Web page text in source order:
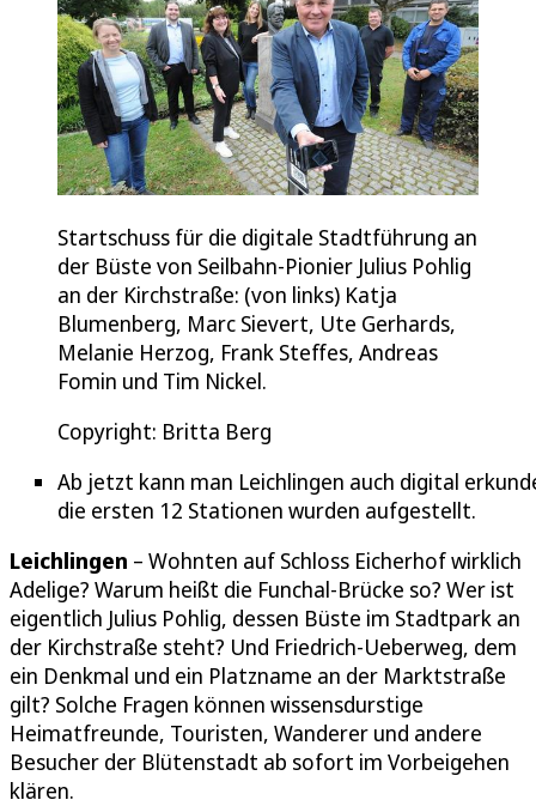
Startschuss für die digitale Stadtführung an
der Büste von Seilbahn-Pionier Julius Pohlig
an der Kirchstraße: (von links) Katja
Blumenberg, Marc Sievert, Ute Gerhards,
Melanie Herzog, Frank Steffes, Andreas
Fomin und Tim Nickel.
Copyright: Britta Berg
Ab jetzt kann man Leichlingen auch digital
die ersten 12 Stationen wurden aufgestellt.
Leichlingen – Wohnten auf Schloss Eicherhof wirklich
Adelige? Warum heißt die Funchal-Brücke so? Wer ist
eigentlich Julius Pohlig, dessen Büste im Stadtpark an
der Kirchstraße steht? Und Friedrich-Ueberweg, dem
ein Denkmal und ein Platzname an der Marktstraße
gilt? Solche Fragen können wissensdurstige
Heimatfreunde, Touristen, Wanderer und andere
Besucher der Blütenstadt ab sofort im Vorbeigehen
klären.